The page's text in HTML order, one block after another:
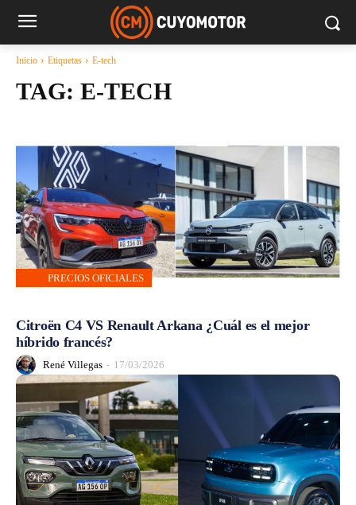
Inicio Etiquetas E-tech
TAG: E-TECH
PRECIOS OFICIALES
Citroën C4 VS Renault Arkana ¿Cuál es el mejor
híbrido francés?
René Villegas - 17/03/2026